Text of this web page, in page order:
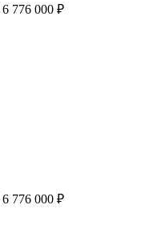
6 776 000 ₽
6 776 000 ₽